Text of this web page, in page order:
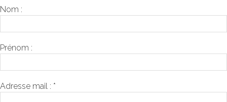
Nom :
Prénom :
Adresse mail : *